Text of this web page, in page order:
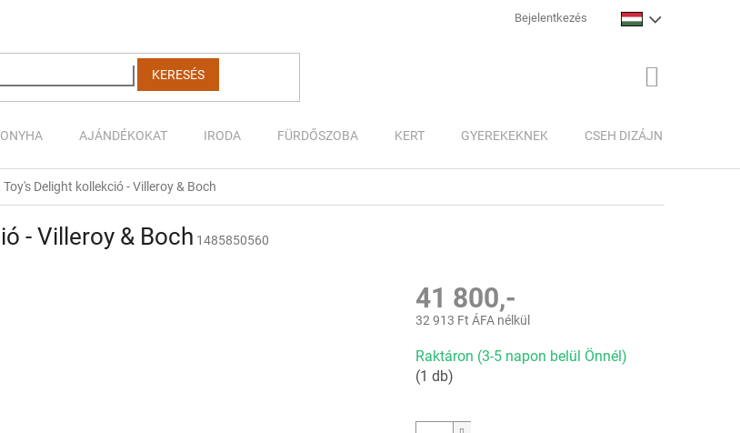
Bejelentkezés
KERESÉS
AJÁNDÉKOKAT IRODA FÜRDŐSZOBA KERT GYEREKEKNEK CSEH DIZÁJN
Delight kollekció - Villeroy & Boch
- Villeroy & Boch 1485850560
41 800,-
32 913 Ft ÁFA nélkül
Raktáron (3-5 napon belül Önnél)
(1 db)